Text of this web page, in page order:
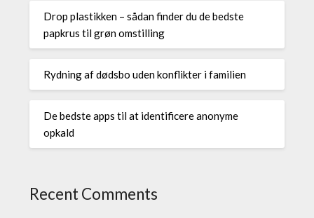
Drop plastikken – sådan finder du de bedste
papkrus til grøn omstilling
Rydning af dødsbo uden konflikter i familien
De bedste apps til at identificere anonyme
opkald
Recent Comments